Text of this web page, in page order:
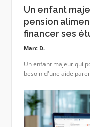
Un enfant
pension
financer ses
Marc D.
Un enfant majeur qui
besoin d'une aide